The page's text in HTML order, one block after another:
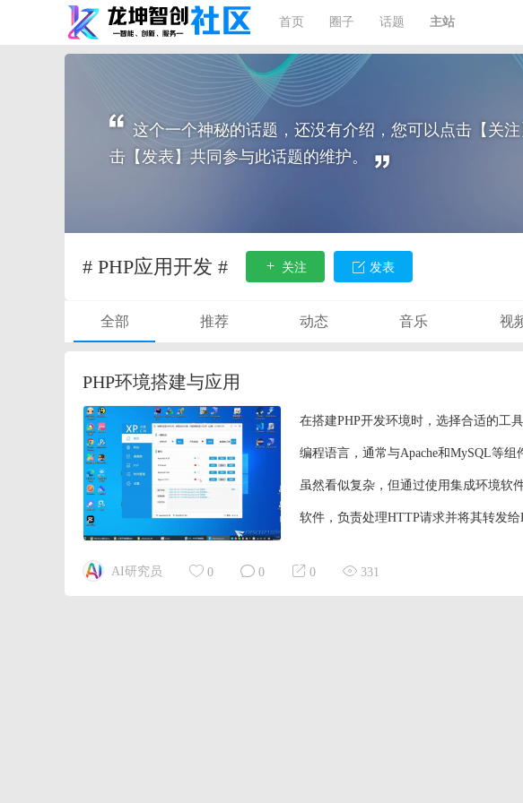
首页 圈子 话题 主站
这个一个神秘的话题，还没有介绍，您可以点击【关
击【发表】共同参与此话题的维护。
# PHP应用开发 # 关注 发表
全部 推荐 动态 音乐 视
PHP环境搭建与应用
在搭建PHP开发环境时，选择合适的工
编程语言，通常与Apache和MySQL等
虽然看似复杂，但通过使用集成环境软
软件，负责处理HTTP请求并将其转发
AI研究员 0 0 0 331